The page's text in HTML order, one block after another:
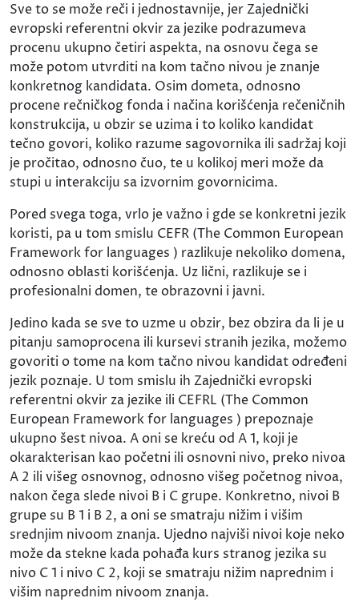
Sve to se može reči i jednostavnije, jer Zajednički
evropski referentni okvir za jezike podrazumeva
procenu ukupno četiri aspekta, na osnovu čega se
može potom utvrditi na kom tačno nivou je znanje
konkretnog kandidata. Osim dometa, odnosno
procene rečničkog fonda i načina korišćenja rečeničnih
konstrukcija, u obzir se uzima i to koliko kandidat
tečno govori, koliko razume sagovornika ili sadržaj koji
je pročitao, odnosno čuo, te u kolikoj meri može da
stupi u interakciju sa izvornim govornicima.
Pored svega toga, vrlo je važno i gde se konkretni jezik
koristi, pa u tom smislu CEFR (The Common European
Framework for languages ) razlikuje nekoliko domena,
odnosno oblasti korišćenja. Uz lični, razlikuje se i
profesionalni domen, te obrazovni i javni.
Jedino kada se sve to uzme u obzir, bez obzira da li je u
pitanju samoprocena ili kursevi stranih jezika, možemo
govoriti o tome na kom tačno nivou kandidat određeni
jezik poznaje. U tom smislu ih Zajednički evropski
referentni okvir za jezike ili CEFRL (The Common
European Framework for languages ) prepoznaje
ukupno šest nivoa. A oni se kreću od A 1, koji je
okarakterisan kao početni ili osnovni nivo, preko nivoa
A 2 ili višeg osnovnog, odnosno višeg početnog nivoa,
nakon čega slede nivoi B i C grupe. Konkretno, nivoi B
grupe su B 1 i B 2, a oni se smatraju nižim i višim
srednjim nivoom znanja. Ujedno najviši nivoi koje neko
može da stekne kada pohađa kurs stranog jezika su
nivo C 1 i nivo C 2, koji se smatraju nižim naprednim i
višim naprednim nivoom znanja.